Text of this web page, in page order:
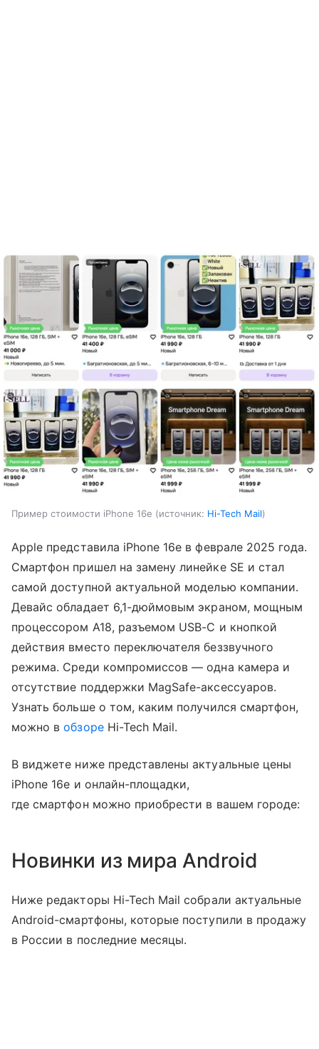
Пример стоимости iPhone 16e источник: Hi-Tech Mail
Apple представила iPhone 16e в феврале 2025 года.
Смартфон пришел на замену линейке SE и стал
самой доступной актуальной моделью компании.
Девайс обладает 6,1-дюймовым экраном, мощным
процессором A18, разъемом USB-C и кнопкой
действия вместо переключателя беззвучного
режима. Среди компромиссов — одна камера и
отсутствие поддержки MagSafe-аксессуаров.
Узнать больше о том, каким получился смартфон,
можно вобзореHi-Tech Mail.
В виджете ниже представлены актуальные цены
iPhone 16e и онлайн-площадки,
где смартфон можно приобрести в вашем городе:
Новинки из мира Android
Ниже редакторы Hi-Tech Mail собрали актуальные
Android-смартфоны, которые поступили в продажу
в России в последние месяцы.